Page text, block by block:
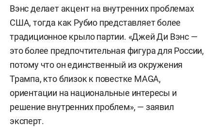
Вэнс делает акцент на внутренних проблемах
США, тогда как Рубио представляет более
традиционное крыло партии. «Джей Ди Вэнс —
это более предпочтительная фигура для России,
потому что он единственный из окружения
Трампа, кто близок к повестке MAGA,
ориентации на национальные интересы и
решение внутренних проблем», — заявил
эксперт.